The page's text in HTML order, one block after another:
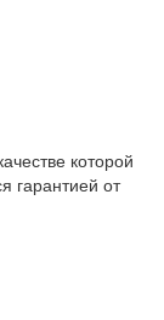
которой
гарантией от